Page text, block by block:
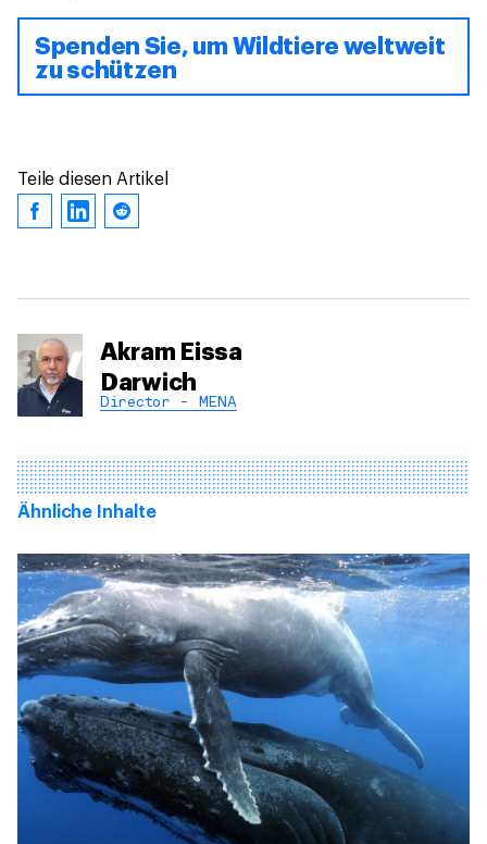
Spenden Sie, um Wildtiere weltweit
zu schützen
Teile diesen Artikel
Akram Eissa
Darwich
Director - MENA
Ähnliche Inhalte